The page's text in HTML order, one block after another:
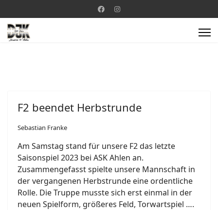
F2 beendet Herbstrunde
Sebastian Franke
Am Samstag stand für unsere F2 das letzte
Saisonspiel 2023 bei ASK Ahlen an.
Zusammengefasst spielte unsere Mannschaft in
der vergangenen Herbstrunde eine ordentliche
Rolle. Die Truppe musste sich erst einmal in der
neuen Spielform, größeres Feld, Torwartspiel ….